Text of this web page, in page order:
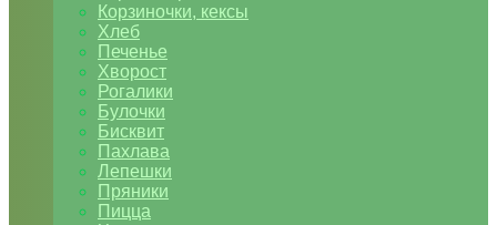
Корзиночки, кексы
Хлеб
Печенье
Хворост
Рогалики
Булочки
Бисквит
Пахлава
Лепешки
Пряники
Пицца